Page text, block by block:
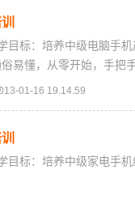
目标：培养中级电脑手
易懂，从零开始，手把
01-16 19.14.59
目标：培养中级家电手